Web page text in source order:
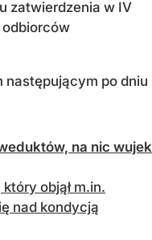
zatwierdzenia w IV
następującym po dniu
na nic wujek
objął m.in.
nad kondycją